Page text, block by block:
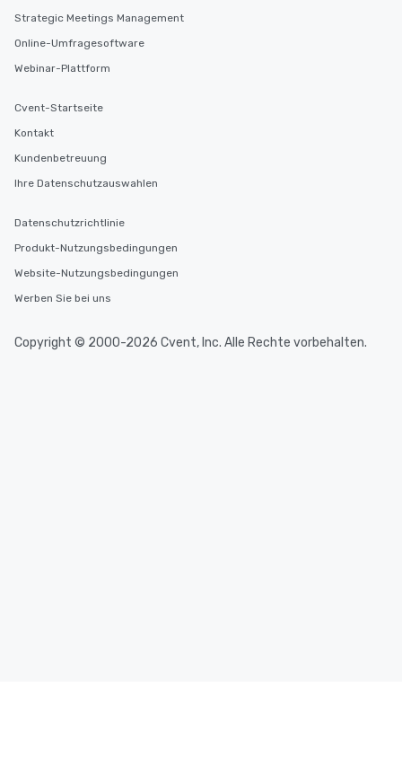
Strategic Meetings Management
Online-Umfragesoftware
Webinar-Plattform
Cvent-Startseite
Kontakt
Kundenbetreuung
Ihre Datenschutzauswahlen
Datenschutzrichtlinie
Produkt-Nutzungsbedingungen
Website-Nutzungsbedingungen
Werben Sie bei uns
Copyright © 2000-2026 Cvent, Inc. Alle Rechte vorbehalten.